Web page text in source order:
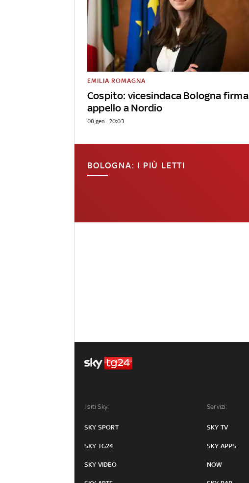
Cospito: vicesindaca Bologna firma
appello a Nordio
EMILIA ROMAGNA
08 gen - 20:03
BOLOGNA: I PIÙ LETTI
I siti Sky:
SKY SPORT
SKY TG24
SKY VIDEO
Servizi:
SKY TV
SKY APPS
NOW